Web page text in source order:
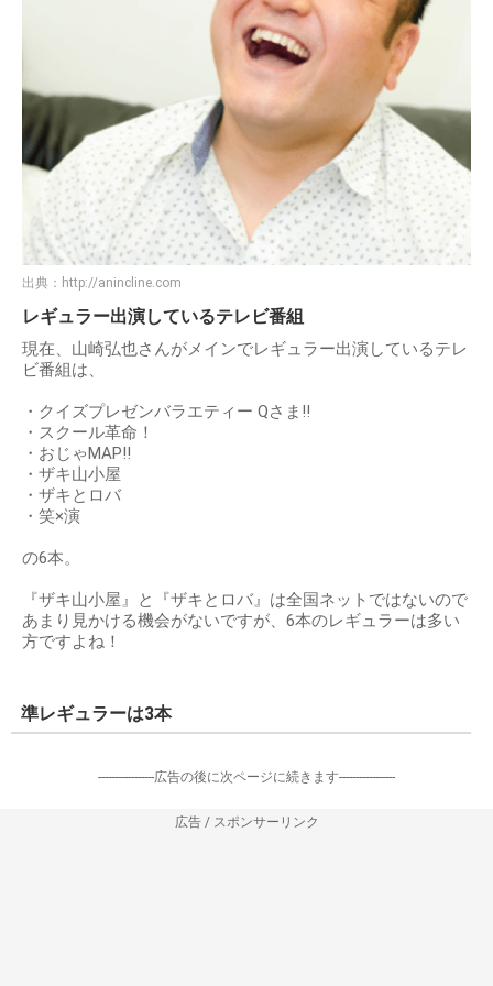
出典： http://anincline.com
レギュラー出演しているテレビ番組
現在、山崎弘也さんがメインでレギュラー出演しているテレ
ビ番組は、
・クイズプレゼンバラエティー Qさま!!
・スクール革命！
・おじゃMAP!!
・ザキ山小屋
・ザキとロバ
・笑×演
の6本。
『ザキ山小屋』と『ザキとロバ』は全国ネットではないので
あまり見かける機会がないですが、6本のレギュラーは多い
方ですよね！
準レギュラーは3本
-----------------広告の後に次ページに続きます-----------------
広告 / スポンサーリンク